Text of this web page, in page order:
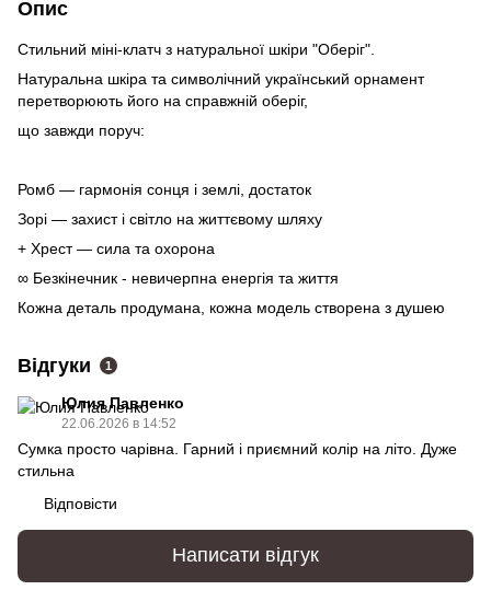
Опис
Cтильний міні-клатч з натуральної шкіри "Оберіг".
Натуральна шкіра та символічний український орнамент
перетворюють його на справжній оберіг,
що завжди поруч:
Ромб — гармонія сонця і землі, достаток
Зорі — захист і світло на життєвому шляху
+ Хрест — сила та охорона
∞ Безкінечник - невичерпна енергія та життя
Кожна деталь продумана, кожна модель створена з душею
Відгуки 1
Юлия Павленко
22.06.2026 в 14:52
Сумка просто чарівна. Гарний і приємний колір на літо. Дуже
стильна
Відповісти
Написати відгук